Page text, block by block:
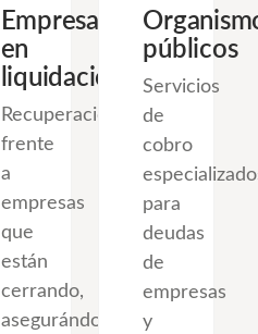
Empresas
en
liquidación
Recuperación
frente
a
empresas
que
están
cerrando,
asegurándonos
públicos
Servicios
de
cobro
para
deudas
de
empresas
y